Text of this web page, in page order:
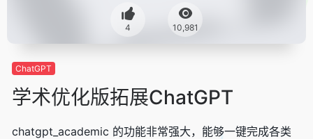
4 10,981
ChatGPT
学术优化版拓展ChatGPT
chatgpt_academic 的功能非常强大，能够一键完成各类